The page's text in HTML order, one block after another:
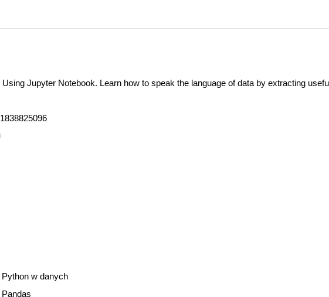
Jupyter Notebook. Learn how to speak the language of data by extracting
Python w danych
Pandas